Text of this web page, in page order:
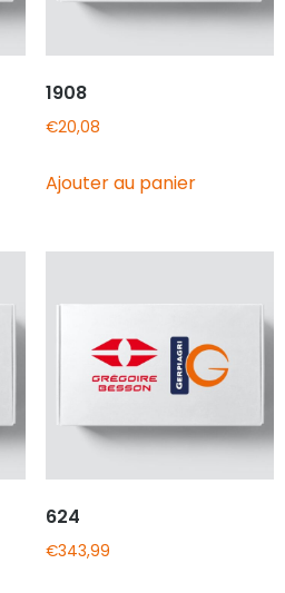
1908
€20,08
Ajouter au panier
624
€343,99